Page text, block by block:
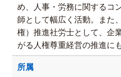
め、人事・労務に関するコ
師として幅広く活動。また
権）推進社労士として、企
がる人権尊重経営の推進に
所属